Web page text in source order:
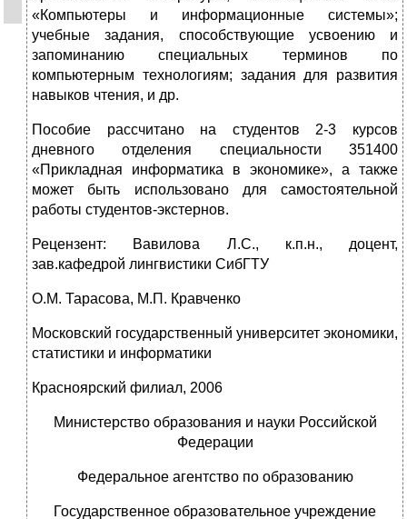
«Компьютеры и информационные системы»;
учебные зада­ния, способствующие усвоению и
запоминанию специаль­ных терминов по
компьютерным технологиям; задания для развития
навыков чтения, и др.
Пособие рассчитано на студентов 2-3 курсов
дневного отделения специальности 351400
«Прикладная информатика в экономике», а также
может быть использовано для самостоятельной
работы студентов-экстернов.
Рецензент: Вавилова Л.С., к.п.н., доцент,
зав.кафедрой лингвистики СибГТУ
О.М. Тарасова, М.П. Кравченко
Московский государственный университет экономики,
статистики и информатики
Красноярский филиал, 2006
Министерство образования и науки Российской
Федерации
Федеральное агентство по образованию
Государственное образовательное учреждение